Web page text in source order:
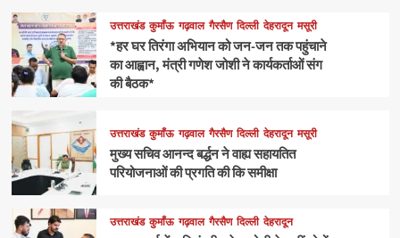
उत्तराखंड कुमाँऊ गढ़वाल गैरसैण दिल्ली देहरादून मसूरी
*हर घर तिरंगा अभियान को जन-जन तक पहुंचाने
का आह्वान, मंत्री गणेश जोशी ने कार्यकर्ताओं संग
की बैठक*
उत्तराखंड कुमाँऊ गढ़वाल गैरसैण दिल्ली देहरादून मसूरी
मुख्य सचिव आनन्द बर्द्धन ने वाह्य सहायतित
परियोजनाओं की प्रगति की कि समीक्षा
उत्तराखंड कुमाँऊ गढ़वाल गैरसैण दिल्ली देहरादून